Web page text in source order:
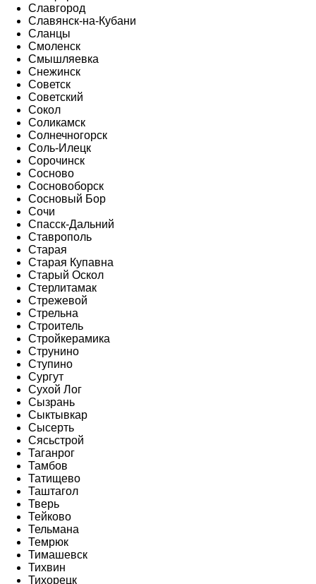
Славгород
Славянск-на-Кубани
Сланцы
Смоленск
Смышляевка
Снежинск
Советск
Советский
Сокол
Соликамск
Солнечногорск
Соль-Илецк
Сорочинск
Сосново
Сосновоборск
Сосновый Бор
Сочи
Спасск-Дальний
Ставрополь
Старая
Старая Купавна
Старый Оскол
Стерлитамак
Стрежевой
Стрельна
Строитель
Стройкерамика
Струнино
Ступино
Сургут
Сухой Лог
Сызрань
Сыктывкар
Сысерть
Сясьстрой
Таганрог
Тамбов
Татищево
Таштагол
Тверь
Тейково
Тельмана
Темрюк
Тимашевск
Тихвин
Тихорецк